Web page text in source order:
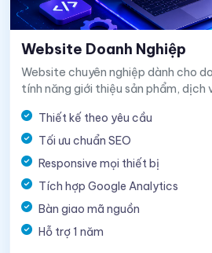
Website Doanh Nghiệp
Website chuyên nghiệp dành cho
tính năng giới thiệu sản phẩm, dịch
Thiết kế theo yêu cầu
Tối ưu chuẩn SEO
Responsive mọi thiết bị
Tích hợp Google Analytics
Bàn giao mã nguồn
Hỗ trợ 1 năm